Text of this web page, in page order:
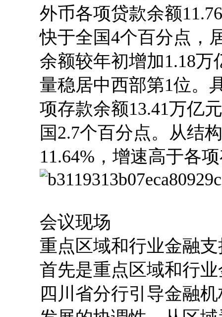
外币各项贷款余额
快于全国4个百分点，
余额较年初增加1.18
量稳居中西部第1位。
项存款余额13.41万亿
国2.7个百分点。从结
11.64%，增速高于各
会议现场
重点区域和行业金融
首先是重点区域和行
四川省分行引导金融